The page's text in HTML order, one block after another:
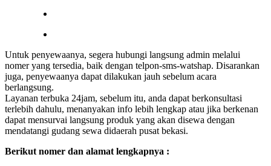
Untuk penyewaanya, segera hubungi langsung admin melalui
nomer yang tersedia, baik dengan telpon-sms-watshap. Disarankan
juga, penyewaanya dapat dilakukan jauh sebelum acara
berlangsung.
Layanan terbuka 24jam, sebelum itu, anda dapat berkonsultasi
terlebih dahulu, menanyakan info lebih lengkap atau jika berkenan
dapat mensurvai langsung produk yang akan disewa dengan
mendatangi gudang sewa didaerah pusat bekasi.
Berikut nomer dan alamat lengkapnya :